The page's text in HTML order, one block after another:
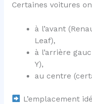
Certaines voitures
à l’avant
Leaf),
à l’arrière
Y),
au centre
L’emplacement